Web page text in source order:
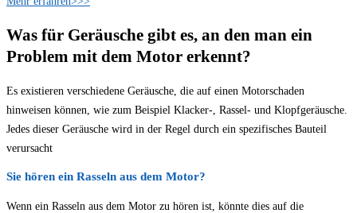
Was für Geräusche gibt es, an den man ein
Problem mit dem Motor erkennt?
Es existieren verschiedene Geräusche, die auf einen Motorschaden
hinweisen können, wie zum Beispiel Klacker-, Rassel- und Klopfgeräusche.
Jedes dieser Geräusche wird in der Regel durch ein spezifisches Bauteil
verursacht
Sie hören ein Rasseln aus dem Motor?
Wenn ein Rasseln aus dem Motor zu hören ist, könnte dies auf die